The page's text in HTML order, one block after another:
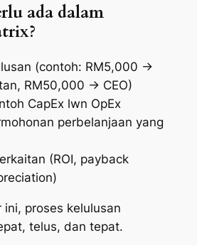
ada dalam
(contoh: RM5,000 →
RM50,000 → CEO)
CapEx lwn OpEx
perbelanjaan yang
(ROI, payback
ini, proses kelulusan
telus, dan tepat.